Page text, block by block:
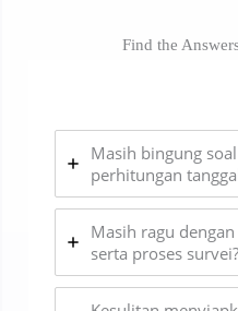
Find the
Masih bingung
perhitungan
Masih ragu
serta proses survei?